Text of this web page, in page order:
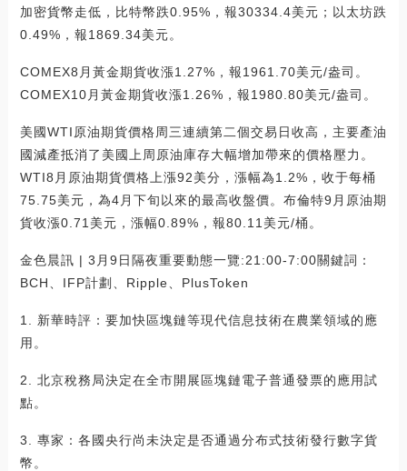
加密貨幣走低，比特幣跌0.95%，報30334.4美元；以太坊跌
0.49%，報1869.34美元。
COMEX8月黃金期貨收漲1.27%，報1961.70美元/盎司。
COMEX10月黃金期貨收漲1.26%，報1980.80美元/盎司。
美國WTI原油期貨價格周三連續第二個交易日收高，主要產油
國減產抵消了美國上周原油庫存大幅增加帶來的價格壓力。
WTI8月原油期貨價格上漲92美分，漲幅為1.2%，收于每桶
75.75美元，為4月下旬以來的最高收盤價。布倫特9月原油期
貨收漲0.71美元，漲幅0.89%，報80.11美元/桶。
金色晨訊 | 3月9日隔夜重要動態一覽:21:00-7:00關鍵詞：
BCH、IFP計劃、Ripple、PlusToken
1. 新華時評：要加快區塊鏈等現代信息技術在農業領域的應
用。
2. 北京稅務局決定在全市開展區塊鏈電子普通發票的應用試
點。
3. 專家：各國央行尚未決定是否通過分布式技術發行數字貨
幣。